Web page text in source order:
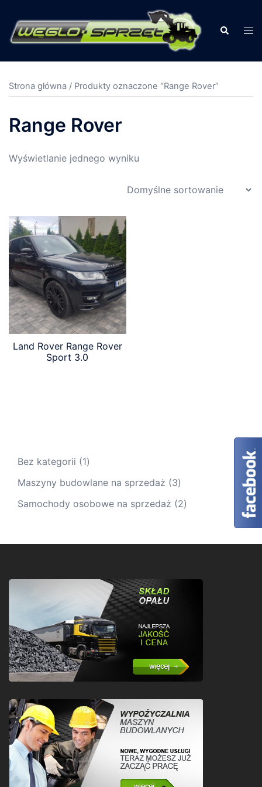
treści
Szukaj
Strona główna / Produkty oznaczone “Range Rover”
Range Rover
Wyświetlanie jednego wyniku
Land Rover Range Rover
Sport 3.0
Bez kategorii 11
produkt
Maszyny budowlane na sprzedaż 33
produkty
Samochody osobowe na sprzedaż 22